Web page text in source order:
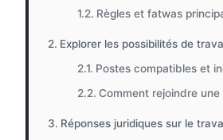
Règles et fatwas
Explorer les possibilités de
Postes compatibles et
Comment rejoindre
Réponses juridiques sur le